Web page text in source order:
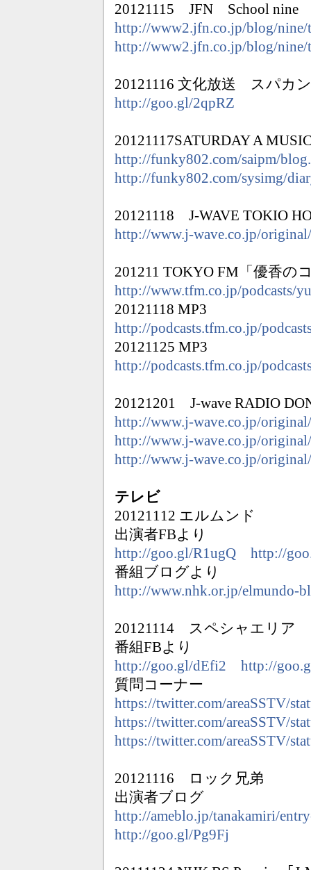
20121115 JFN School nine
http://www2.jfn.co.jp/blog/
http://www2.jfn.co.jp/blog/nine/
20121116 文化放送 スパカン
http://goo.gl/2qpRZ
20121117SATURDAY A
http://funky802.com/saipm/
http://funky802.com/sysimg/
20121118 J-WAVE TOKIO
http://www.j-wave.co.jp/
201211 TOKYO FM「優香の
http://www.tfm.co.jp/podcasts/
20121118 MP3
http://podcasts.tfm.co.jp/
20121125 MP3
http://podcasts.tfm.co.jp/
20121201 J-wave RADIO
http://www.j-wave.co.jp/
http://www.j-wave.co.jp/
http://www.j-wave.co.jp/
テレビ
20121112 エルムンド
出演者FBより
http://goo.gl/R1ugQ
http://
番組ブログより
http://www.nhk.or.jp/elmundo-
20121114 スペシャエリア
番組FBより
http://goo.gl/dEfi2
http://
質問コーナー
https://twitter.com/areaSSTV/
https://twitter.com/areaSSTV/
https://twitter.com/areaSSTV/
20121116 ロック兄弟
出演者ブログ
http://ameblo.jp/tanakamiri/
http://goo.gl/Pg9Fj